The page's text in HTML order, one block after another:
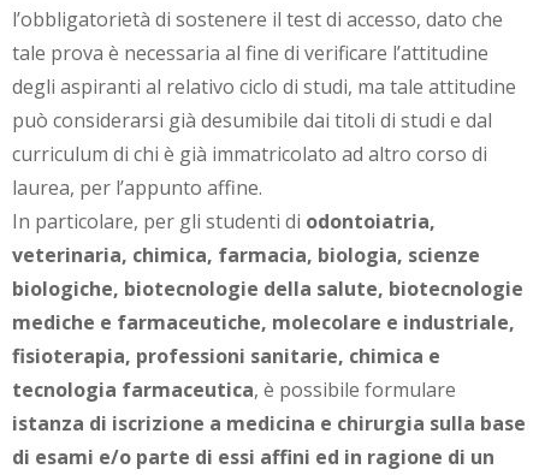
l’obbligatorietà di sostenere il test di accesso, dato che
tale prova è necessaria al fine di verificare l’attitudine
degli aspiranti al relativo ciclo di studi, ma tale attitudine
può considerarsi già desumibile dai titoli di studi e dal
curriculum di chi è già immatricolato ad altro corso di
laurea, per l’appunto affine.
In particolare, per gli studenti di odontoiatria,
veterinaria, chimica, farmacia, biologia, scienze
biologiche, biotecnologie della salute, biotecnologie
mediche e farmaceutiche, molecolare e industriale,
fisioterapia, professioni sanitarie, chimica e
tecnologia farmaceutica, è possibile formulare
istanza di iscrizione a medicina e chirurgia sulla base
di esami e/o parte di essi affini ed in ragione di un